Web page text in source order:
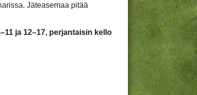
Jäteasemaa pitää
ja 12–17, perjantaisin kello